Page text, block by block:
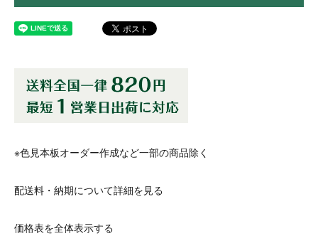
※色見本板オーダー作成など一部の商品除く
配送料・納期について詳細を見る
価格表を全体表示する